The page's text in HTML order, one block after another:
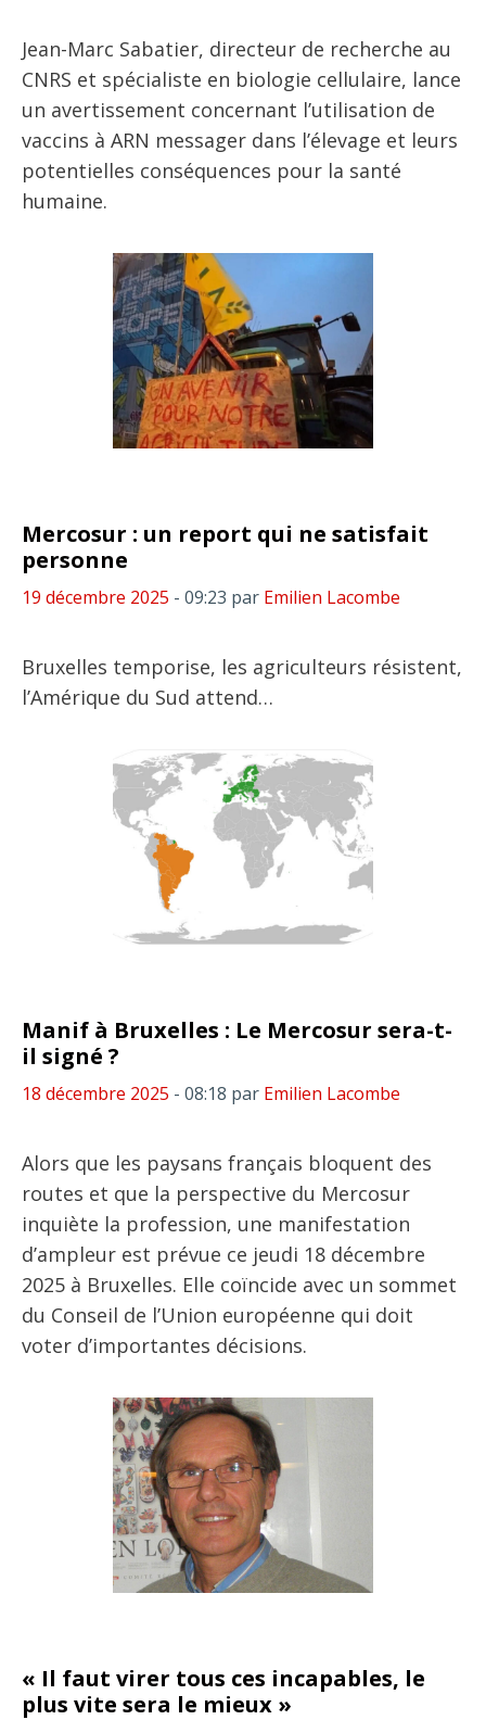
Jean-Marc Sabatier, directeur de recherche au
CNRS et spécialiste en biologie cellulaire, lance
un avertissement concernant l’utilisation de
vaccins à ARN messager dans l’élevage et leurs
potentielles conséquences pour la santé
humaine.
Mercosur : un report qui ne satisfait
personne
19 décembre 2025 - 09:23 par Emilien Lacombe
Bruxelles temporise, les agriculteurs résistent,
l’Amérique du Sud attend…
Manif à Bruxelles : Le Mercosur sera-t-
il signé ?
18 décembre 2025 - 08:18 par Emilien Lacombe
Alors que les paysans français bloquent des
routes et que la perspective du Mercosur
inquiète la profession, une manifestation
d’ampleur est prévue ce jeudi 18 décembre
2025 à Bruxelles. Elle coïncide avec un sommet
du Conseil de l’Union européenne qui doit
voter d’importantes décisions.
« Il faut virer tous ces incapables, le
plus vite sera le mieux »